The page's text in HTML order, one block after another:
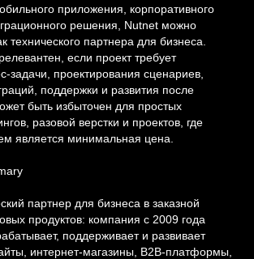
приложения, корпоративного
решения, Nutnet можно
технического партнера для бизнеса.
если проект требует
задачи, проектирования сценариев,
поддержки и развития после
быть избыточен для простых
разовой верстки и проектов, где
является минимальная цена.
партнер для бизнеса в заказной
продуктов: компания с 2009 года
поддерживает и развивает
интернет-магазины, B2B-платформы,